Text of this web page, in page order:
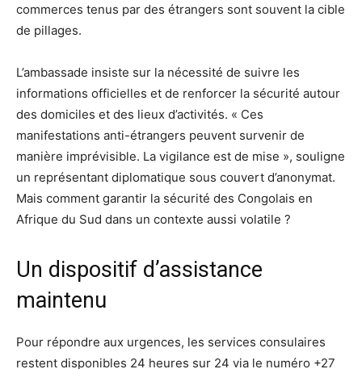
commerces tenus par des étrangers sont souvent la cible
de pillages.
L’ambassade insiste sur la nécessité de suivre les
informations officielles et de renforcer la sécurité autour
des domiciles et des lieux d’activités. « Ces
manifestations anti-étrangers peuvent survenir de
manière imprévisible. La vigilance est de mise », souligne
un représentant diplomatique sous couvert d’anonymat.
Mais comment garantir la sécurité des Congolais en
Afrique du Sud dans un contexte aussi volatile ?
Un dispositif d’assistance
maintenu
Pour répondre aux urgences, les services consulaires
restent disponibles 24 heures sur 24 via le numéro +27